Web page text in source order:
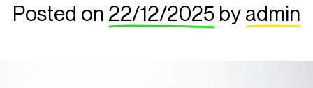
Posted on 22/12/2025 byadmin